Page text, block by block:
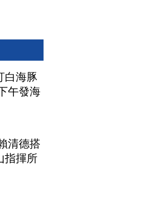
白海豚
午發海
清德搭
指揮所